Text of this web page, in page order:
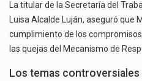
La titular de la Secretaría del
Luisa Alcalde Luján, aseguró que
cumplimiento de los
las quejas del Mecanismo de
Los temas controversiales